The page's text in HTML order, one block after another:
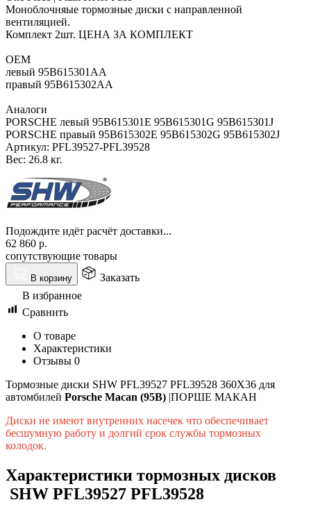
Моноблочняые тормозные диски с направленной
вентиляцией.
Комплект 2шт. ЦЕНА ЗА КОМПЛЕКТ
OEM
левый 95B615301AA
правый 95B615302AA
Аналоги
PORSCHE левый 95B615301E 95B615301G 95B615301J
PORSCHE правый 95B615302E 95B615302G 95B615302J
Артикул: PFL39527-PFL39528
Вес: 26.8 кг.
Подождите идёт расчёт доставки...
62 860 р.
сопутствующие товары
В корзину
Заказать
В избранное
Сравнить
О товаре
Характеристики
Отзывы 0
Тормозные диски SHW PFL39527 PFL39528 360X36 для
автомбилей Porsche Macan (95B) |ПОРШЕ МАКАН
Диски не имеют внутренних насечек что обеспечивает
бесшумную работу и долгий срок службы тормозных
колодок.
Характеристики тормозных дисков
SHW PFL39527 PFL39528